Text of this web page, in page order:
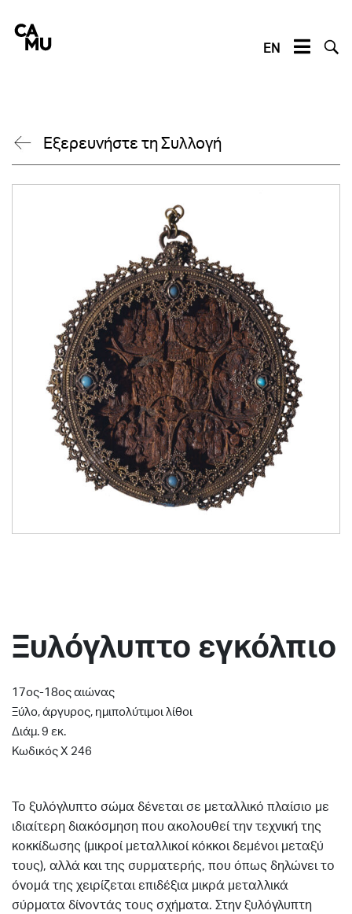
content
EN
Εξερευνήστε τη Συλλογή
Ξυλόγλυπτο εγκόλπιο
17ος-18ος αιώνας
Ξύλο, άργυρος, ημιπολύτιμοι λίθοι
Διάμ. 9 εκ.
Κωδικός Χ 246
Το ξυλόγλυπτο σώμα δένεται σε μεταλλικό πλαίσιο με
ιδιαίτερη διακόσμηση που ακολουθεί την τεχνική της
κοκκίδωσης (μικροί μεταλλικοί κόκκοι δεμένοι μεταξύ
τους), αλλά και της συρματερής, που όπως δηλώνει το
όνομά της χειρίζεται επιδέξια μικρά μεταλλικά
σύρματα δίνοντάς τους σχήματα. Στην ξυλόγλυπτη